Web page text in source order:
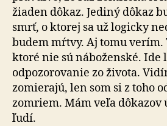
žiaden dôkaz. Jediný dôkaz
smrť, o ktorej sa už logicky
budem mŕtvy. Aj tomu verím.
ktoré nie sú náboženské. Ide
odpozorovanie zo života.
zomierajú, len som si z toho
zomriem. Mám veľa
ľudí.